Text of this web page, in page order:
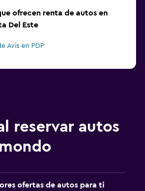
ofrecen renta de autos en
Del Este
Avis en PDP
reservar autos
ofertas de autos para ti